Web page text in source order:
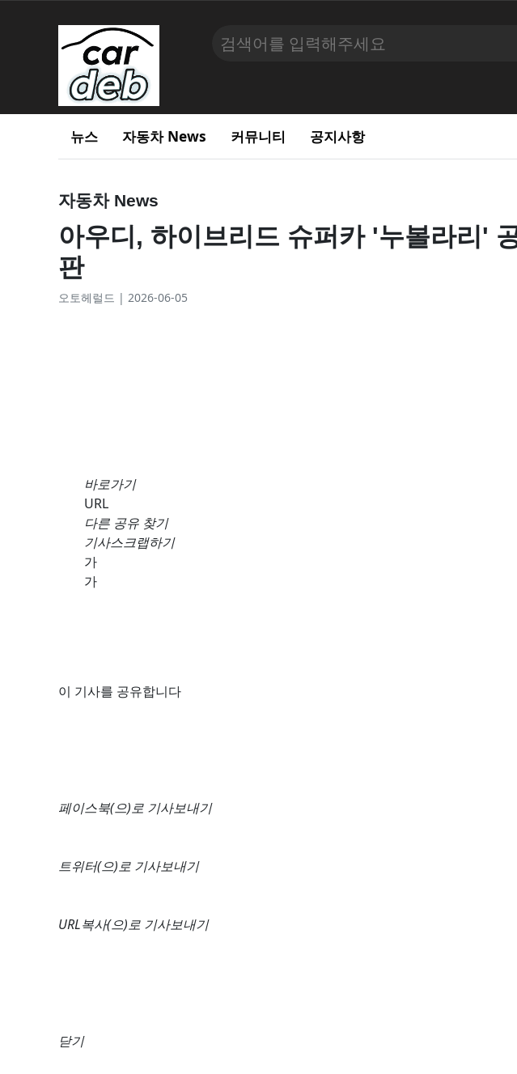
뉴스 자동차 News 커뮤니티 공지사항
자동차 News
아우디, 하이브리드 슈퍼카 '누볼라리'
판
오토헤럴드 | 2026-06-05
바로가기
URL
다른 공유 찾기
기사스크랩하기
가
가
이 기사를 공유합니다
페이스북(으)로 기사보내기
트위터(으)로 기사보내기
URL복사(으)로 기사보내기
닫기